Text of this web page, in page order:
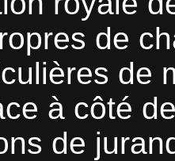
de
de
à côté
de